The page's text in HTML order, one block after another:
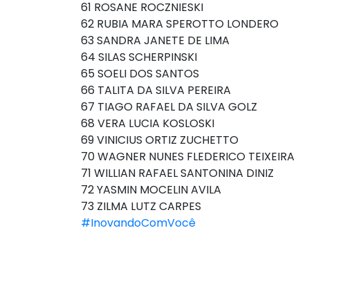
61 ROSANE ROCZNIESKI
62 RUBIA MARA SPEROTTO LONDERO
63 SANDRA JANETE DE LIMA
64 SILAS SCHERPINSKI
65 SOELI DOS SANTOS
66 TALITA DA SILVA PEREIRA
67 TIAGO RAFAEL DA SILVA GOLZ
68 VERA LUCIA KOSLOSKI
69 VINICIUS ORTIZ ZUCHETTO
70 WAGNER NUNES FLEDERICO TEIXEIRA
71 WILLIAN RAFAEL SANTONINA DINIZ
72 YASMIN MOCELIN AVILA
73 ZILMA LUTZ CARPES
#InovandoComVocê